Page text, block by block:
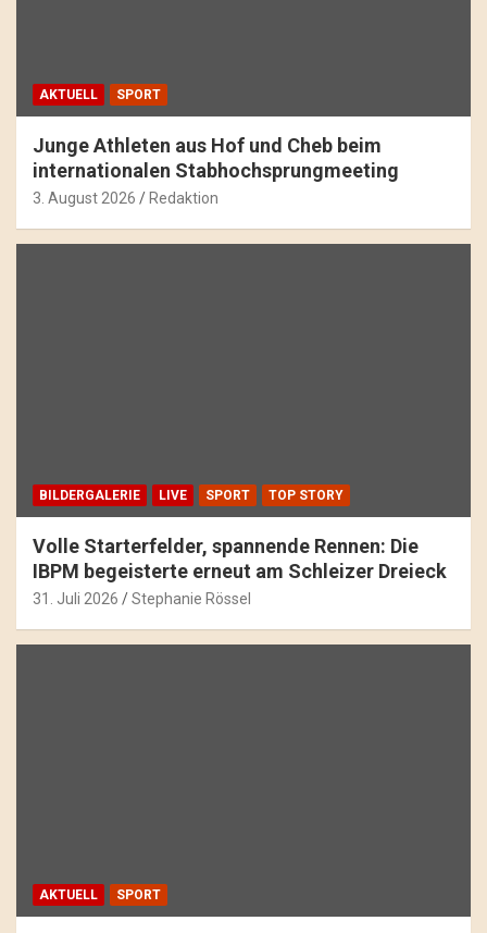
AKTUELL SPORT
Junge Athleten aus Hof und Cheb beim
internationalen Stabhochsprungmeeting
3. August 2026 Redaktion
BILDERGALERIE LIVE SPORT TOP STORY
Volle Starterfelder, spannende Rennen: Die
IBPM begeisterte erneut am Schleizer Dreieck
31. Juli 2026 Stephanie Rössel
AKTUELL SPORT